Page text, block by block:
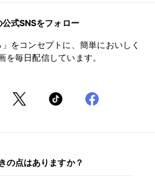
式SNSをフォロー
をコンセプトに、簡単においしく
を毎日配信しています。
の点はありますか？